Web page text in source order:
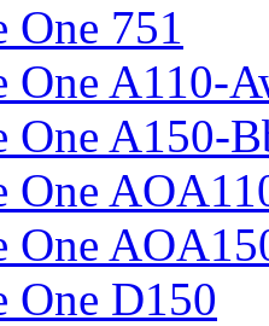
One 751
One A110-
One A150-
One
One
One D150